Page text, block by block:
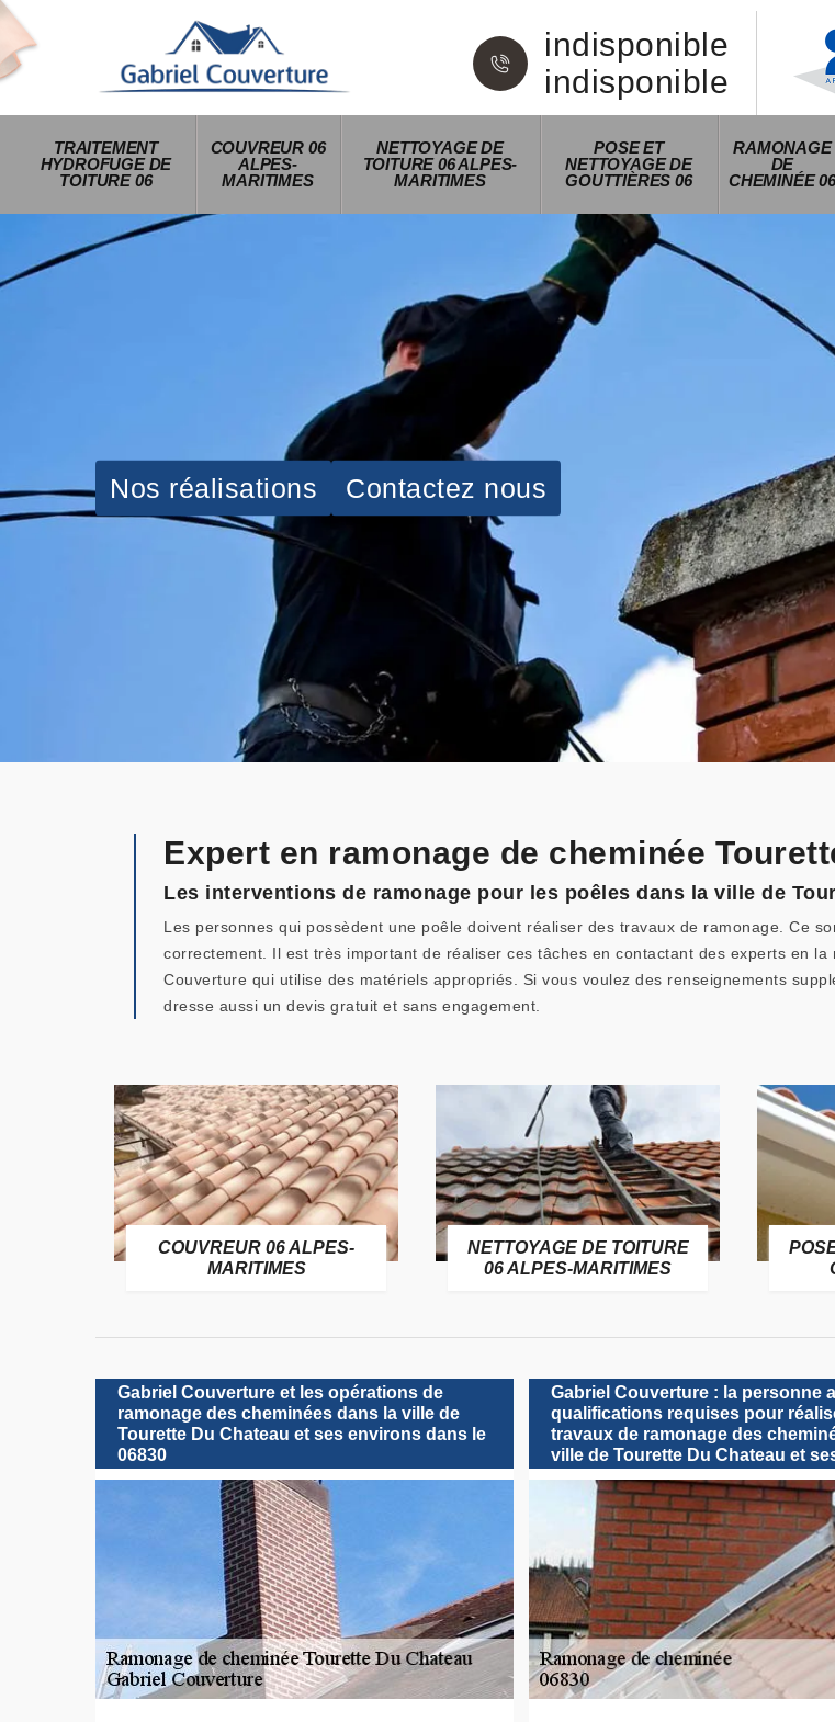
indisponible
indisponible
TRAITEMENT
HYDROFUGE DE
TOITURE 06
COUVREUR 06
ALPES-
MARITIMES
NETTOYAGE DE
TOITURE 06 ALPES-
MARITIMES
POSE ET
NETTOYAGE DE
GOUTTIÈRES 06
RAMONAGE
DE
CHEMINÉE 06
Nos réalisations Contactez nous
Expert en ramonage de cheminée
Les interventions de ramonage pour les poêles dans la ville de
Les personnes qui possèdent une poêle doivent réaliser des travaux de ramonage. Ce
correctement. Il est très important de réaliser ces tâches en contactant des experts en
Couverture qui utilise des matériels appropriés. Si vous voulez des renseignements
dresse aussi un devis gratuit et sans engagement.
COUVREUR 06 ALPES-
MARITIMES
NETTOYAGE DE TOITURE
06 ALPES-MARITIMES
Gabriel Couverture et les opérations de
ramonage des cheminées dans la ville de
Tourette Du Chateau et ses environs dans le
06830
Gabriel Couverture : la personne
qualifications requises pour
travaux de ramonage des
ville de Tourette Du Chateau et